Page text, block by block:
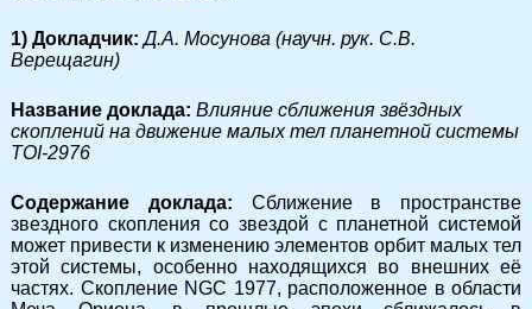
1) Докладчик: Д.А. Мосунова (научн. рук. С.В.
Верещагин)
Название доклада: Влияние сближения звёздных
скоплений на движение малых тел планетной системы
TOI-2976
Содержание доклада: Сближение в пространстве
звездного скопления со звездой с планетной системой
может привести к изменению элементов орбит малых тел
этой системы, особенно находящихся во внешних её
частях. Скопление NGC 1977, расположенное в области